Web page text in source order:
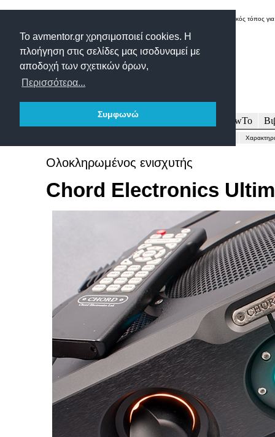
Το avmentor.gr χρησιμοποιεί cookies. Η
πλοήγηση στις σελίδες μας ισοδυναμεί με
αποδοχή των σχετικών όρων,
Περισσότερα...
Συμφωνώ
Δικτυακός τόπος
Δοκιμές Άρθρα HowTo
Ολοκληρωμένος ενισχυτής
Chord Electronics